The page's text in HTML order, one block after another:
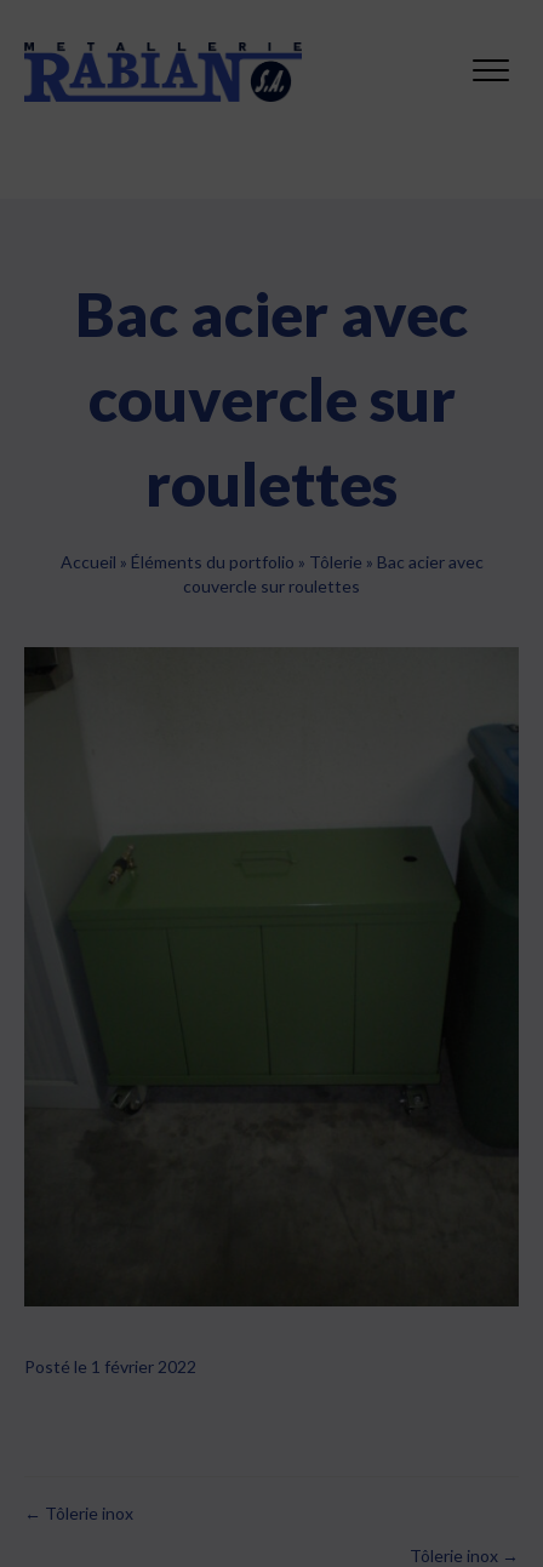
Bac acier avec
couvercle sur
roulettes
Accueil » Éléments du portfolio » Tôlerie » Bac acier avec
couvercle sur roulettes
Posté le 1 février 2022
Posts
← Tôlerie inox
Tôlerie inox →